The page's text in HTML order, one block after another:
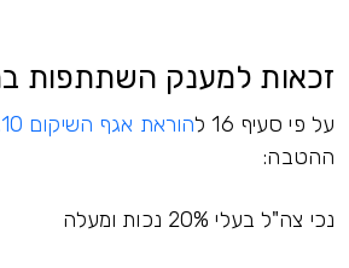
זכאות למענק השתתפות
על פי סעיף 16 ל הוראת אגף השיקום 80.10
ההטבה:
נכי צה"ל בעלי 20% נכות ומעלה